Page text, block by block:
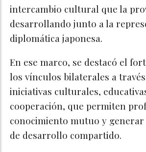
intercambio cultural que la
desarrollando junto a la
diplomática japonesa.
En ese marco, se destacó el
los vínculos bilaterales a
iniciativas culturales,
cooperación, que permiten
conocimiento mutuo y
de desarrollo compartido.